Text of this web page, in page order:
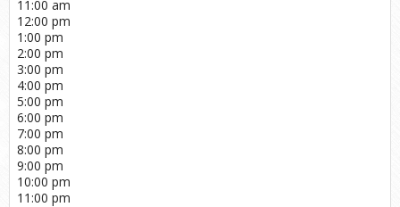
11:00 am
12:00 pm
1:00 pm
2:00 pm
3:00 pm
4:00 pm
5:00 pm
6:00 pm
7:00 pm
8:00 pm
9:00 pm
10:00 pm
11:00 pm